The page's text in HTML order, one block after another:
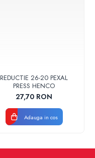
REDUCTIE 26-20 PEXAL
PRESS HENCO
27,70 RON
Adauga in cos